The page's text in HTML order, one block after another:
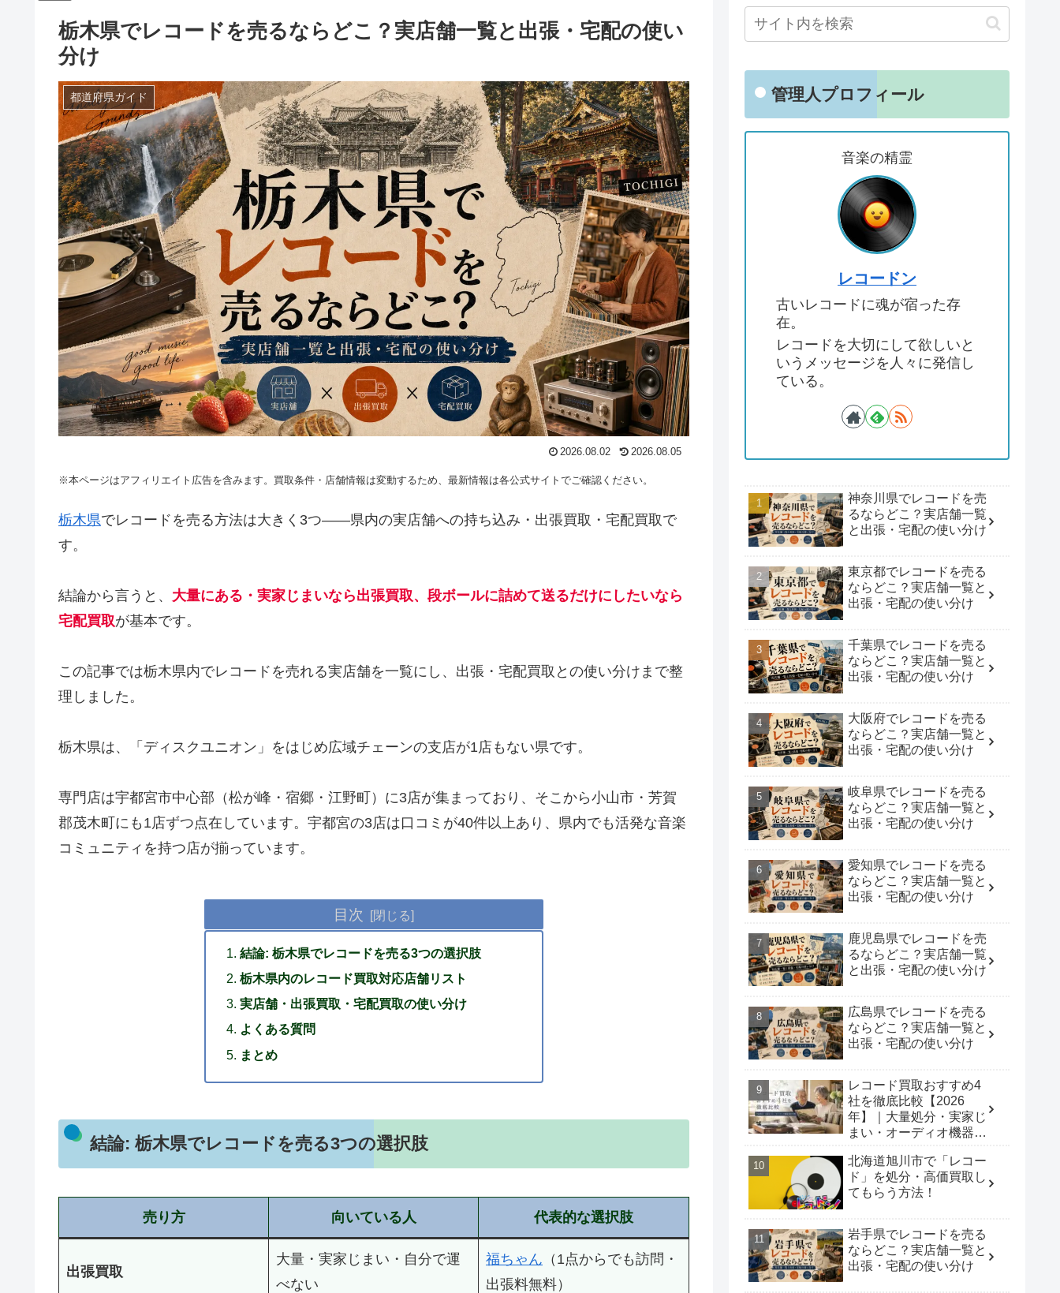
栃木県でレコードを売るならどこ？実店舗一覧と出張・宅配の使い
分け
都道府県ガイド
2026.08.02 2026.08.05
※本ページはアフィリエイト広告を含みます。買取条件・店舗情報は変動するため、最新情報は各公式サイトでご確認ください。
栃木県でレコードを売る方法は大きく3つ——県内の実店舗への持ち込み・出張買取・宅配買取で
す。
結論から言うと、 大量にある・実家じまいなら出張買取、段ボールに詰めて送るだけにしたいなら
宅配買取が基本です。
この記事では栃木県内でレコードを売れる実店舗を一覧にし、出張・宅配買取との使い分けまで整
理しました。
栃木県は、「ディスクユニオン」をはじめ広域チェーンの支店が1店もない県です。
専門店は宇都宮市中心部（松が峰・宿郷・江野町）に3店が集まっており、そこから小山市・芳賀
郡茂木町にも1店ずつ点在しています。宇都宮の3店は口コミが40件以上あり、県内でも活発な音楽
コミュニティを持つ店が揃っています。
目次
結論: 栃木県でレコードを売る3つの選択肢
栃木県内のレコード買取対応店舗リスト
実店舗・出張買取・宅配買取の使い分け
よくある質問
まとめ
結論: 栃木県でレコードを売る3つの選択肢
売り方 向いている人 代表的な選択肢
出張買取
大量・実家じまい・自分で運
べない
福ちゃん （1点からでも訪問・
出張料無料）
管理人プロフィール
音楽の精霊
レコードン
古いレコードに魂が宿った存
在。
レコードを大切にして欲しいと
いうメッセージを人々に発信し
ている。
神奈川県でレコードを売
るならどこ？実店舗一覧
と出張・宅配の使い分け
東京都でレコードを売る
ならどこ？実店舗一覧と
出張・宅配の使い分け
千葉県でレコードを売る
ならどこ？実店舗一覧と
出張・宅配の使い分け
大阪府でレコードを売る
ならどこ？実店舗一覧と
出張・宅配の使い分け
岐阜県でレコードを売る
ならどこ？実店舗一覧と
出張・宅配の使い分け
愛知県でレコードを売る
ならどこ？実店舗一覧と
出張・宅配の使い分け
鹿児島県でレコードを売
るならどこ？実店舗一覧
と出張・宅配の使い分け
広島県でレコードを売る
ならどこ？実店舗一覧と
出張・宅配の使い分け
レコード買取おすすめ4
社を徹底比較【2026
年】｜大量処分・実家じ
まい・オーディオ機器別
北海道旭川市で「レコー
ド」を処分・高価買取し
てもらう方法！
岩手県でレコードを売る
ならどこ？実店舗一覧と
出張・宅配の使い分け